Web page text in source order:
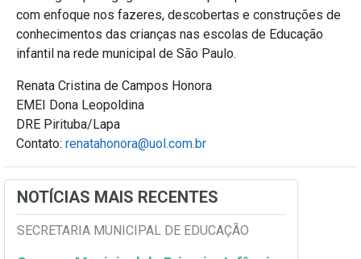
com enfoque nos fazeres, descobertas e construções de
conhecimentos das crianças nas escolas de Educação
infantil na rede municipal de São Paulo.
Renata Cristina de Campos Honora
EMEI Dona Leopoldina
DRE Pirituba/Lapa
Contato: renatahonora@uol.com.br
NOTÍCIAS MAIS RECENTES
SECRETARIA MUNICIPAL DE EDUCAÇÃO